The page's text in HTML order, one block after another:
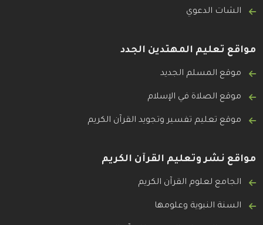
الشات الدعوي
مواقع تعليم المهتدين الجدد
موقع المسلم الجديد
موقع الصلاة في الإسلام
موقع تعليم تفسير وتجويد القرآن الكريم
مواقع نشر وتعليم القرآن الكريم
الجامع لعلوم القرآن الكريم
السنة النبوية وعلومها